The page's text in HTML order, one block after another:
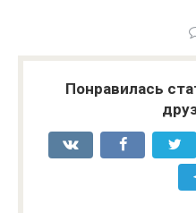
Понравилась